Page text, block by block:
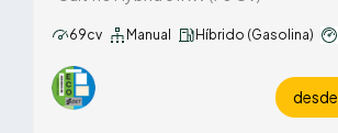
69cv Manual Híbrido (Gasolina)
desde